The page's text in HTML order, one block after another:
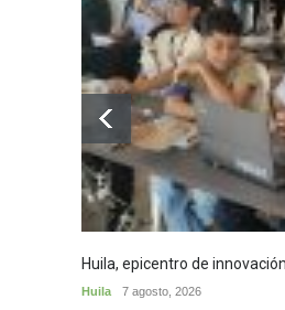
Huila, epicentro de
Huila 7 agosto, 2026